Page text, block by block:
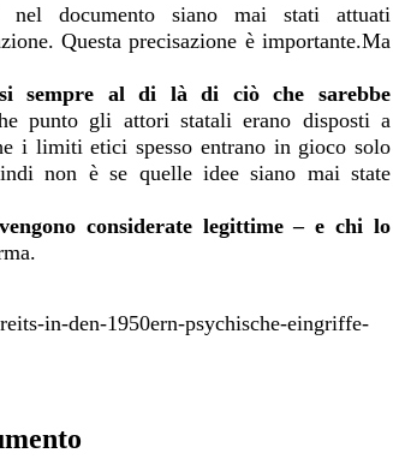
documento siano mai stati attuati
Questa precisazione è importante.Ma
sempre al di là di ciò che sarebbe
punto gli attori statali erano disposti a
i limiti etici spesso entrano in gioco solo
non è se quelle idee siano mai state
considerate legittime – e chi lo
in-den-1950ern-psychische-eingriffe-